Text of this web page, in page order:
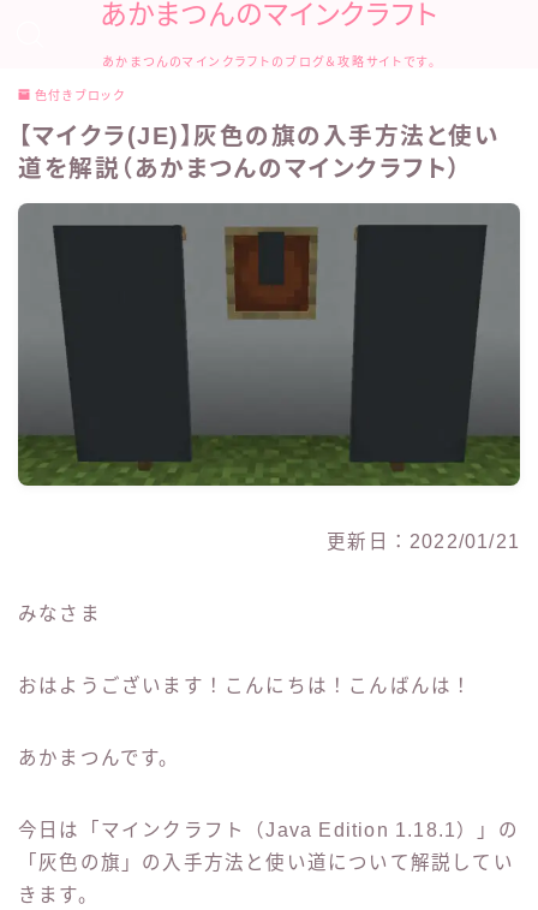
あかまつんのマインクラフト
あかまつんのマインクラフトのブログ＆攻略サイトです。
色付きブロック
【マイクラ(JE)】灰色の旗の入手方法と使い
道を解説（あかまつんのマインクラフト）
更新日：2022/01/21
みなさま
おはようございます！こんにちは！こんばんは！
あかまつんです。
今日は「マインクラフト（Java Edition 1.18.1）」の
「灰色の旗」の入手方法と使い道について解説してい
きます。